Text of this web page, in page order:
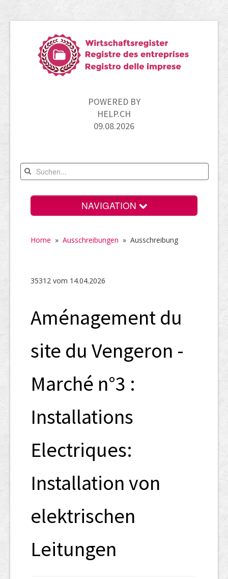
POWERED BY
HELP.CH
09.08.2026
NAVIGATION
UID-Register
Home » Ausschreibungen » Ausschreibung
35312 vom 14.04.2026
Aménagement du
site du Vengeron -
Marché n°3 :
Installations
Electriques:
Installation von
elektrischen
Leitungen